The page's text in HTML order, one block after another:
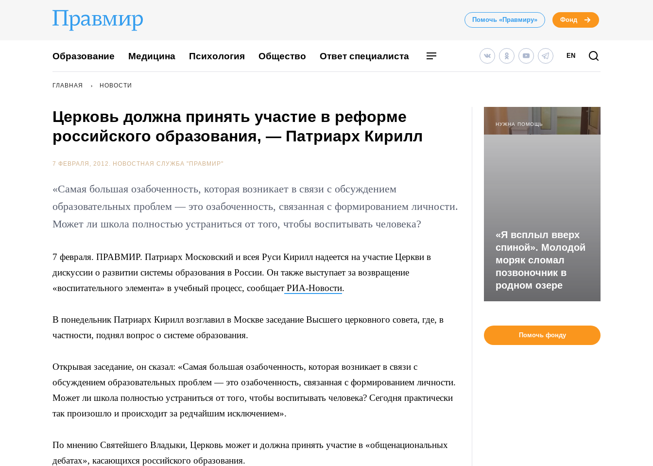
Помочь «Правмиру» Фонд
Образование Медицина Психология Общество Ответ специалиста EN
ГЛАВНАЯ НОВОСТИ
Церковь должна принять участие в реформе
российского образования, — Патриарх Кирилл
7 ФЕВРАЛЯ, 2012. НОВОСТНАЯ СЛУЖБА "ПРАВМИР"
«Самая большая озабоченность, которая возникает в связи с обсуждением
образовательных проблем — это озабоченность, связанная с формированием личности.
Может ли школа полностью устраниться от того, чтобы воспитывать человека?
7 февраля. ПРАВМИР. Патриарх Московский и всея Руси Кирилл надеется на участие Церкви в
дискуссии о развитии системы образования в России. Он также выступает за возвращение
«воспитательного элемента» в учебный процесс, сообщает РИА-Новости.
В понедельник Патриарх Кирилл возглавил в Москве заседание Высшего церковного совета, где, в
частности, поднял вопрос о системе образования.
Открывая заседание, он сказал: «Самая большая озабоченность, которая возникает в связи с
обсуждением образовательных проблем — это озабоченность, связанная с формированием личности.
Может ли школа полностью устраниться от того, чтобы воспитывать человека? Сегодня практически
так произошло и происходит за редчайшим исключением».
По мнению Святейшего Владыки, Церковь может и должна принять участие в «общенациональных
дебатах», касающихся российского образования.
НУЖНА ПОМОЩЬ
«Я всплыл вверх
спиной». Молодой
моряк сломал
позвоночник в
родном озере
Помочь фонду